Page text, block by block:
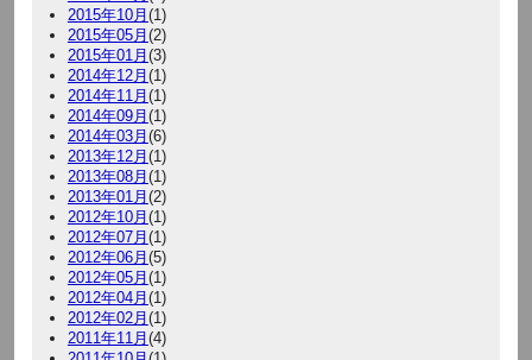
2015年10月(1)
2015年05月(2)
2015年01月(3)
2014年12月(1)
2014年11月(1)
2014年09月(1)
2014年03月(6)
2013年12月(1)
2013年08月(1)
2013年01月(2)
2012年10月(1)
2012年07月(1)
2012年06月(5)
2012年05月(1)
2012年04月(1)
2012年02月(1)
2011年11月(4)